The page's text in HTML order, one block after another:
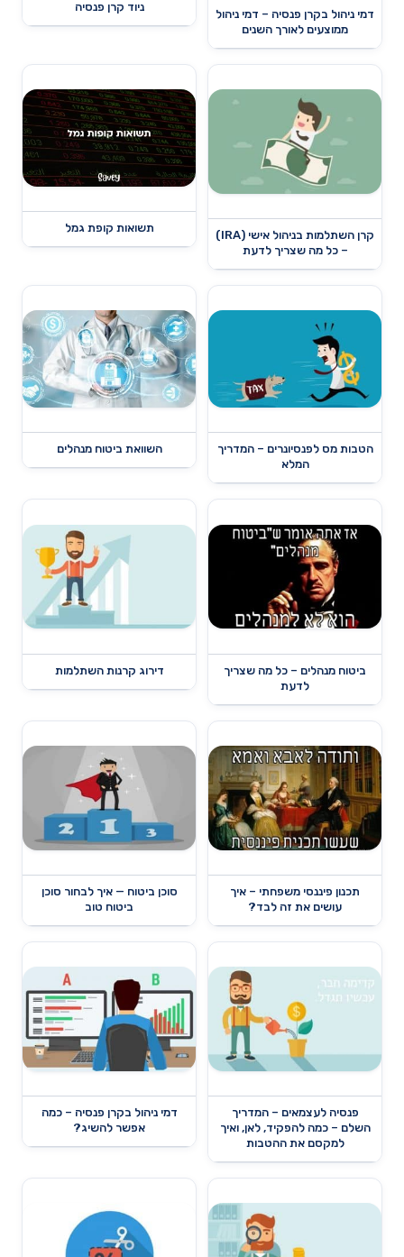
דמי ניהול בקרן פנסיה – דמי ניהול
ממוצעים לאורך השנים
ניוד קרן פנסיה
קרן השתלמות בניהול אישי (IRA)
– כל מה שצריך לדעת
תשואות קופת גמל
הטבות מס לפנסיונרים – המדריך
המלא
השוואת ביטוח מנהלים
ביטוח מנהלים – כל מה שצריך
לדעת
דירוג קרנות השתלמות
תכנון פיננסי משפחתי – איך
עושים את זה לבד?
סוכן ביטוח — איך לבחור סוכן
ביטוח טוב
פנסיה לעצמאים – המדריך
השלם – כמה להפקיד, לאן, ואיך
למקסם את ההטבות
דמי ניהול בקרן פנסיה – כמה
אפשר להשיג?